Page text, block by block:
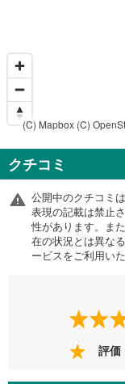
(C) Mapbox (C)
クチコミ
公開中のクチコミ
表現の記載は禁止
性があります。ま
在の状況とは異な
ービスをご利用い
評価